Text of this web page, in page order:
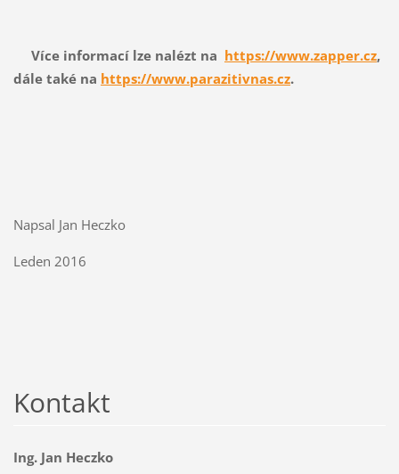
Více informací lze nalézt na https://www.zapper.cz,
dále také na https://www.parazitivnas.cz.
Napsal Jan Heczko
Leden 2016
Kontakt
Ing. Jan Heczko